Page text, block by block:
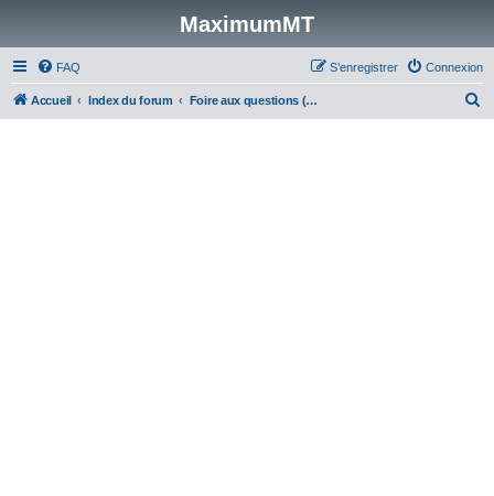
MaximumMT
FAQ Connexion
S’enregistrer
Accueil Index du forum Foire aux questions (Questions posées fréquemment)